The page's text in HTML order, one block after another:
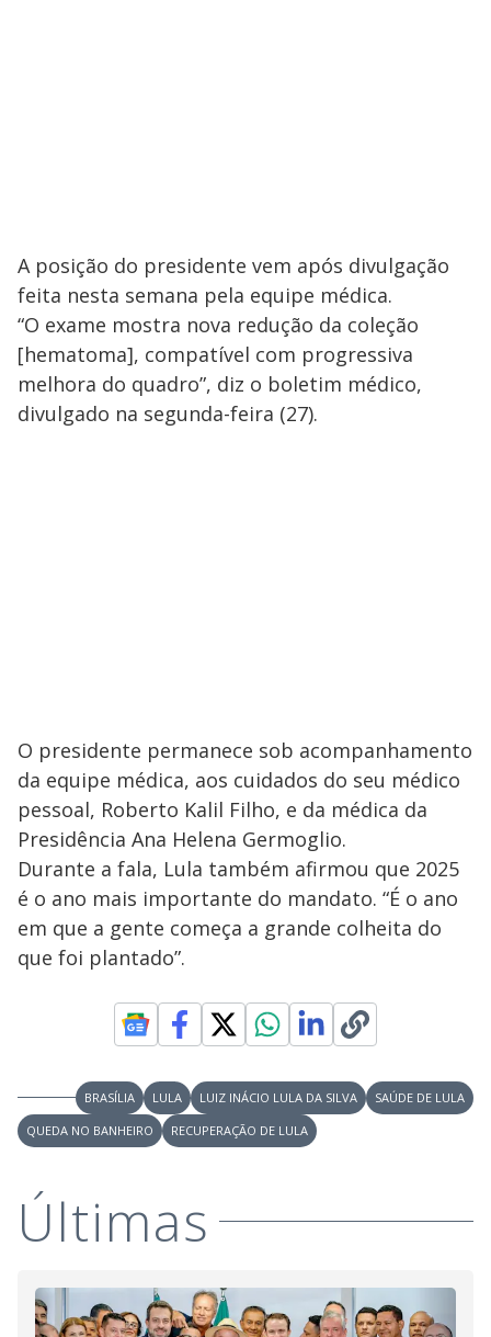
A posição do presidente vem após divulgação
feita nesta semana pela equipe médica.
“O exame mostra nova redução da coleção
[hematoma], compatível com progressiva
melhora do quadro”, diz o boletim médico,
divulgado na segunda-feira (27).
O presidente permanece sob acompanhamento
da equipe médica, aos cuidados do seu médico
pessoal, Roberto Kalil Filho, e da médica da
Presidência Ana Helena Germoglio.
Durante a fala, Lula também afirmou que 2025
é o ano mais importante do mandato. “É o ano
em que a gente começa a grande colheita do
que foi plantado”.
BRASÍLIA LULA LUIZ INÁCIO LULA DA SILVA
SAÚDE DE LULA
QUEDA NO BANHEIRO
RECUPERAÇÃO DE LULA
Últimas